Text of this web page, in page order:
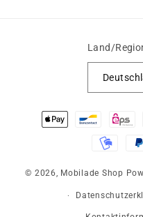
Land/
Zahlungsmethoden
© 2026, Mobilade Shop